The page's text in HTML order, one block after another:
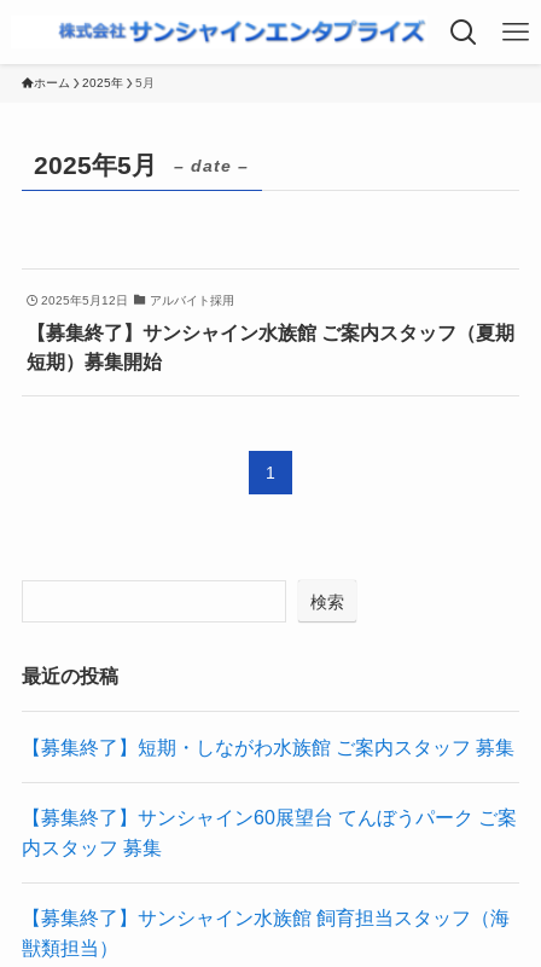
ホーム 2025年 5月
2025年5月 – date –
2025年5月12日 アルバイト採用
【募集終了】サンシャイン水族館 ご案内スタッフ（夏期
短期）募集開始
1
検索
最近の投稿
【募集終了】短期・しながわ水族館 ご案内スタッフ 募集
【募集終了】サンシャイン60展望台 てんぼうパーク ご案
内スタッフ 募集
【募集終了】サンシャイン水族館 飼育担当スタッフ（海
獣類担当）